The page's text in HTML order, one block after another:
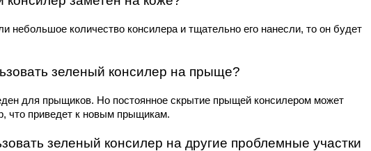
небольшое количество консилера и тщательно его нанесли, то он будет
зеленый консилер на прыще?
для прыщиков. Но постоянное скрытие прыщей консилером может
что приведет к новым прыщикам.
зеленый консилер на другие проблемные участки